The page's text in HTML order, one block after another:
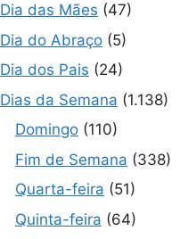
Dia das Mães (47)
Dia do Abraço (5)
Dia dos Pais (24)
Dias da Semana (1.138)
Domingo (110)
Fim de Semana (338)
Quarta-feira (51)
Quinta-feira (64)